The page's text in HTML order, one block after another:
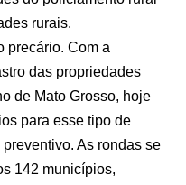
rurais.
precário. Com a
das propriedades
de Mato Grosso, hoje
para esse tipo de
As rondas se
142 municípios,